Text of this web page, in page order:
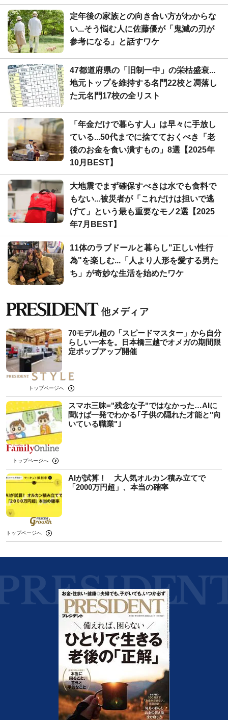
定年後の家族との向き合い方がわからな
い...そう悩む人に佐藤優が「鬼滅の刃が
参考になる」と話すワケ
47都道府県の「旧制一中」の栄枯盛衰...
地元トップを維持する名門22校と凋落し
た元名門17校の全リスト
「年金だけで暮らす人」は早々に手放し
ている...50代までに捨てておくべき「老
後のお金を食い潰すもの」8選【2025年
10月BEST】
大地震でまず確保すべきは水でも食料で
もない...被災者が「これだけは担いで逃
げて」という最も重要なモノ2選【2025
年7月BEST】
11体のラブドールと暮らし"正しい性行
為"を楽しむ...「人より人形を愛する男た
ち」が奇妙な生活を始めたワケ
70モデル超の「スピードマスター」から自分
らしい一本を。日本橋三越でオメガの期間限
定ポップアップ開催
トップページへ
スマホ三昧="残念な子"ではなかった…AIに
聞けば一発でわかる｢子供の隠れた才能と"向
いている職業"｣
トップページへ
AIが試算！ 大人気オルカン積み立てで
「2000万円超」、本当の確率
トップページへ